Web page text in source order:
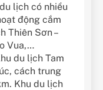
lịch có nhiều
động cắm
Thiên Sơn –
Vua,…
du lịch Tam
cách trung
Khu du lịch